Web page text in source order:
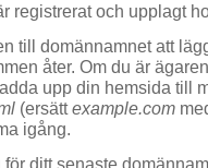
registrerat och upplagt
till domännamnet att
åter. Om du är
upp din hemsida till
(ersättexample.com
igång.
ditt senaste